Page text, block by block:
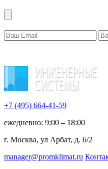
+7 (495) 664-41-59
ежедневно: 9:00 – 18:00
г. Москва, ул Арбат, д. 6/2
manager@promklimat.ru